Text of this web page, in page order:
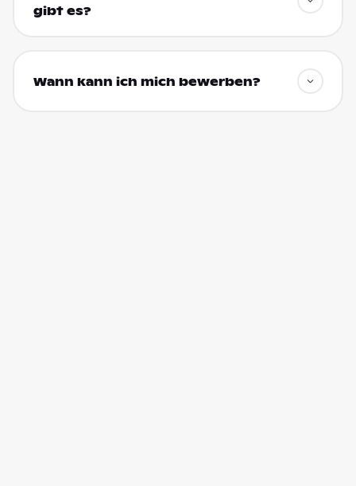
gibt es?
Wann kann ich mich bewerben?